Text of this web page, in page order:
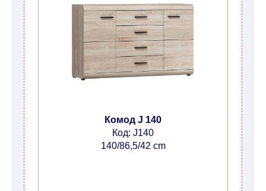
Комод J 140
Код: J140
140/86,5/42 cm